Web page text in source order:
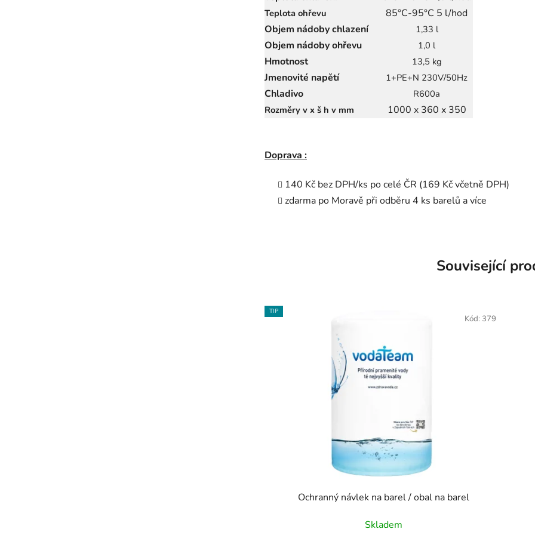
Teplota ohřevu
85°C-95°C 5 l/hod
Objem nádoby chlazení
1,33 l
Objem nádoby ohřevu 1,0 l
Hmotnost 13,5 kg
Jmenovité napětí 1+PE+N 230V/50Hz
Chladivo
R600a
Rozměry v x š h v mm
1000 x 360 x 350
Doprava :
140 Kč bez DPH/ks po celé ČR (169 Kč včetně DPH)
zdarma po Moravě při odběru 4 ks barelů a více
Související
TIP
Ochranný návlek na barel / obal na barel
Skladem
Kód: 379